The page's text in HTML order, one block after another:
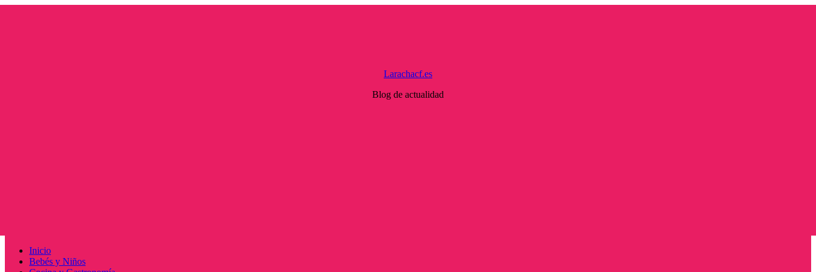
Larachacf.es
Blog de actualidad
Menú
principal
Inicio
Bebés y Niños